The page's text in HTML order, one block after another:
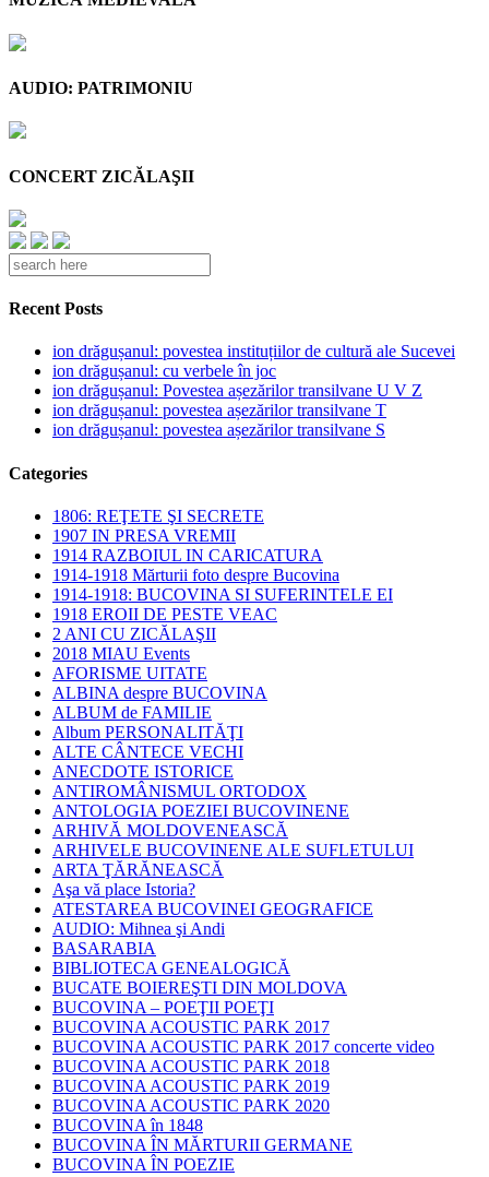
AUDIO: PATRIMONIU
CONCERT ZICĂLAŞII
Recent Posts
ion drăgușanul: povestea instituțiilor de cultură ale Sucevei
ion drăgușanul: cu verbele în joc
ion drăgușanul: Povestea așezărilor transilvane U V Z
ion drăgușanul: povestea așezărilor transilvane T
ion drăgușanul: povestea așezărilor transilvane S
Categories
1806: REŢETE ŞI SECRETE
1907 IN PRESA VREMII
1914 RAZBOIUL IN CARICATURA
1914-1918 Mărturii foto despre Bucovina
1914-1918: BUCOVINA SI SUFERINTELE EI
1918 EROII DE PESTE VEAC
2 ANI CU ZICĂLAŞII
2018 MIAU Events
AFORISME UITATE
ALBINA despre BUCOVINA
ALBUM de FAMILIE
Album PERSONALITĂŢI
ALTE CÂNTECE VECHI
ANECDOTE ISTORICE
ANTIROMÂNISMUL ORTODOX
ANTOLOGIA POEZIEI BUCOVINENE
ARHIVĂ MOLDOVENEASCĂ
ARHIVELE BUCOVINENE ALE SUFLETULUI
ARTA ŢĂRĂNEASCĂ
Aşa vă place Istoria?
ATESTAREA BUCOVINEI GEOGRAFICE
AUDIO: Mihnea şi Andi
BASARABIA
BIBLIOTECA GENEALOGICĂ
BUCATE BOIEREŞTI DIN MOLDOVA
BUCOVINA – POEŢII POEŢI
BUCOVINA ACOUSTIC PARK 2017
BUCOVINA ACOUSTIC PARK 2017 concerte video
BUCOVINA ACOUSTIC PARK 2018
BUCOVINA ACOUSTIC PARK 2019
BUCOVINA ACOUSTIC PARK 2020
BUCOVINA în 1848
BUCOVINA ÎN MĂRTURII GERMANE
BUCOVINA ÎN POEZIE